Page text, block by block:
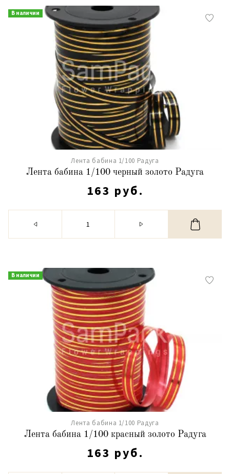
В наличии
Лента бабина 1/100 Радуга
Лента бабина 1/100 черный золото Радуга
163 руб.
В наличии
Лента бабина 1/100 Радуга
Лента бабина 1/100 красный золото Радуга
163 руб.